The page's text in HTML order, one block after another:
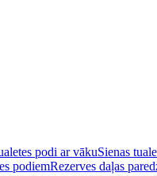
podi ar vākuSienas
podiemRezerves daļas